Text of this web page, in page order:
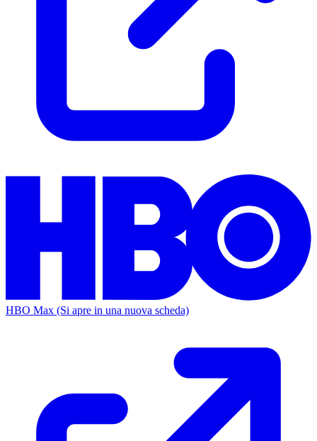
HBO Max (Si apre in una nuova scheda)